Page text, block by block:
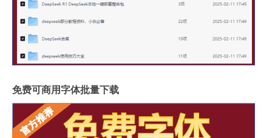
免费可商用字体批量下载